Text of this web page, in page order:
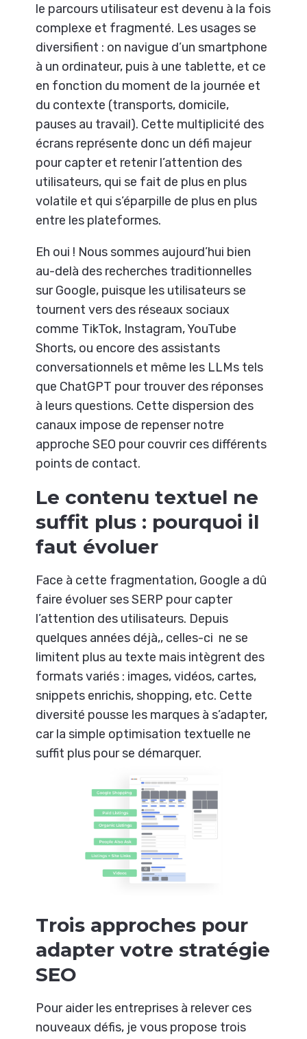
le parcours utilisateur est devenu à la fois
complexe et fragmenté. Les usages se
diversifient : on navigue d’un smartphone
à un ordinateur, puis à une tablette, et ce
en fonction du moment de la journée et
du contexte (transports, domicile,
pauses au travail). Cette multiplicité des
écrans représente donc un défi majeur
pour capter et retenir l’attention des
utilisateurs, qui se fait de plus en plus
volatile et qui s’éparpille de plus en plus
entre les plateformes.
Eh oui ! Nous sommes aujourd’hui bien
au-delà des recherches traditionnelles
sur Google, puisque les utilisateurs se
tournent vers des réseaux sociaux
comme TikTok, Instagram, YouTube
Shorts, ou encore des assistants
conversationnels et même les LLMs tels
que ChatGPT pour trouver des réponses
à leurs questions. Cette dispersion des
canaux impose de repenser notre
approche SEO pour couvrir ces différents
points de contact.
Le contenu textuel ne
suffit plus : pourquoi il
faut évoluer
Face à cette fragmentation, Google a dû
faire évoluer ses SERP pour capter
l’attention des utilisateurs. Depuis
quelques années déjà,, celles-ci ne se
limitent plus au texte mais intègrent des
formats variés : images, vidéos, cartes,
snippets enrichis, shopping, etc. Cette
diversité pousse les marques à s’adapter,
car la simple optimisation textuelle ne
suffit plus pour se démarquer.
Trois approches pour
adapter votre stratégie
SEO
Pour aider les entreprises à relever ces
nouveaux défis, je vous propose trois